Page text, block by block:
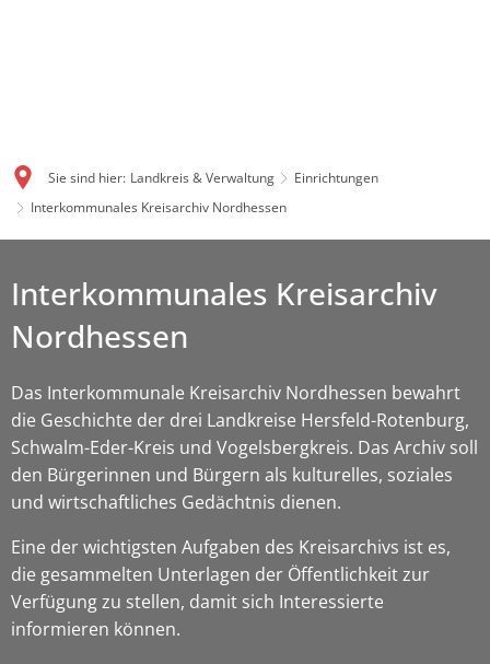
Sie sind hier: Landkreis & Verwaltung
Einrichtungen
Interkommunales Kreisarchiv Nordhessen
Interkommunales Kreisarchiv
Nordhessen
Das Interkommunale Kreisarchiv Nordhessen bewahrt
die Geschichte der drei Landkreise Hersfeld-Rotenburg,
Schwalm-Eder-Kreis und Vogelsbergkreis. Das Archiv soll
den Bürgerinnen und Bürgern als kulturelles, soziales
und wirtschaftliches Gedächtnis dienen.
Eine der wichtigsten Aufgaben des Kreisarchivs ist es,
die gesammelten Unterlagen der Öffentlichkeit zur
Verfügung zu stellen, damit sich Interessierte
informieren können.